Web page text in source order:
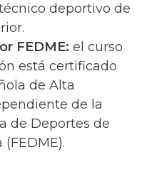
deportivo de
FEDME: el curso
está certificado
de Alta
de la
de Deportes de